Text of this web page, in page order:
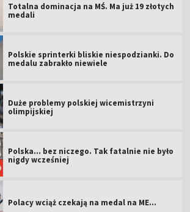
Totalna dominacja na MŚ. Ma już 19 złotych
medali
Polskie sprinterki bliskie niespodzianki. Do
medalu zabrakło niewiele
Duże problemy polskiej wicemistrzyni
olimpijskiej
Polska... bez niczego. Tak fatalnie nie było
nigdy wcześniej
Polacy wciąż czekają na medal na ME...